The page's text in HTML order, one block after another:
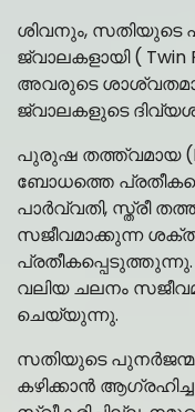
ശിവനും, സതിയുടെ
ജ്വാലകളായി (
അവരുടെ
ജ്വാലകളുടെ
പുരുഷ തത്ത്വമായ
ബോധത്തെ
പാർവ്വതി, സ്ത്രീ
സജീവമാക്കുന്ന
വലിയ ചലനം
ചെയ്യുന്നു.
സതിയുടെ
കഴിക്കാൻ